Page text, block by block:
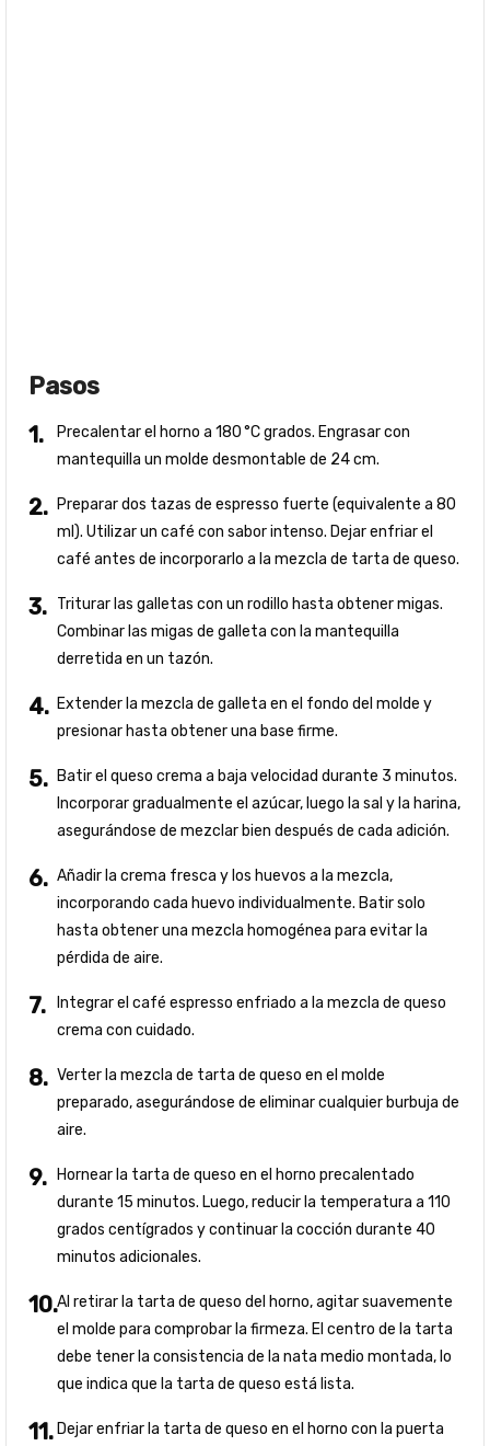
Pasos
Precalentar el horno a 180 °C grados. Engrasar con
mantequilla un molde desmontable de 24 cm.
Preparar dos tazas de espresso fuerte (equivalente a 80
ml). Utilizar un café con sabor intenso. Dejar enfriar el
café antes de incorporarlo a la mezcla de tarta de queso.
Triturar las galletas con un rodillo hasta obtener migas.
Combinar las migas de galleta con la mantequilla
derretida en un tazón.
Extender la mezcla de galleta en el fondo del molde y
presionar hasta obtener una base firme.
Batir el queso crema a baja velocidad durante 3 minutos.
Incorporar gradualmente el azúcar, luego la sal y la harina,
asegurándose de mezclar bien después de cada adición.
Añadir la crema fresca y los huevos a la mezcla,
incorporando cada huevo individualmente. Batir solo
hasta obtener una mezcla homogénea para evitar la
pérdida de aire.
Integrar el café espresso enfriado a la mezcla de queso
crema con cuidado.
Verter la mezcla de tarta de queso en el molde
preparado, asegurándose de eliminar cualquier burbuja de
aire.
Hornear la tarta de queso en el horno precalentado
durante 15 minutos. Luego, reducir la temperatura a 110
grados centígrados y continuar la cocción durante 40
minutos adicionales.
Al retirar la tarta de queso del horno, agitar suavemente
el molde para comprobar la firmeza. El centro de la tarta
debe tener la consistencia de la nata medio montada, lo
que indica que la tarta de queso está lista.
Dejar enfriar la tarta de queso en el horno con la puerta